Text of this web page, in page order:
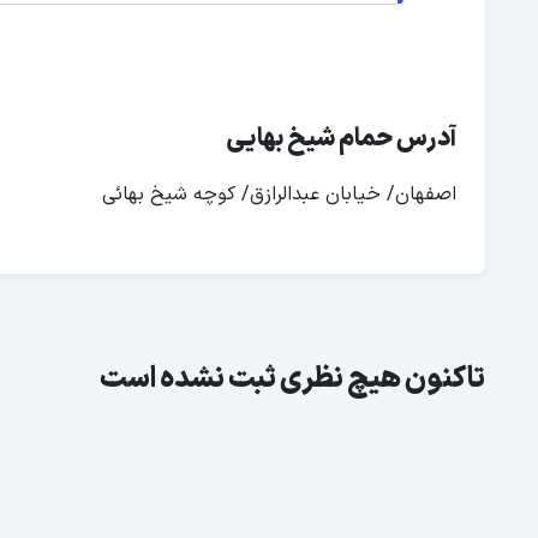
آدرس حمام شیخ بهایی
اصفهان/ خیابان عبدالرازق/ کوچه شیخ بهائی
تاکنون هیچ نظری ثبت نشده است